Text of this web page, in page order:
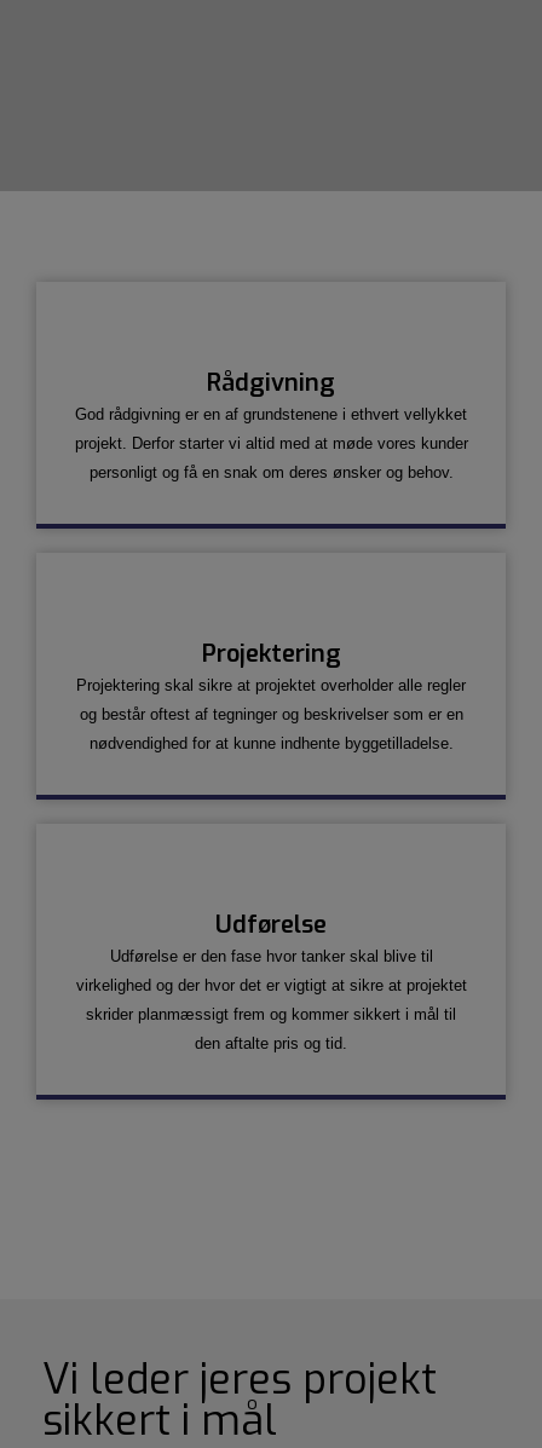
Rådgivning
God rådgivning er en af grundstenene i ethvert vellykket
projekt. Derfor starter vi altid med at møde vores kunder
personligt og få en snak om deres ønsker og behov.
Projektering
Projektering ​skal sikre at projektet overholder alle regler
og består oftest af tegninger og beskrivelser som er en
nødvendighed for at kunne indhente byggetilladelse.
Udførelse
Udførelse er den fase hvor tanker skal blive til
virkelighed og der hvor det er vigtigt at sikre at projektet
skrider planmæssigt frem og kommer sikkert i mål til
den aftalte pris og tid.
Vi leder jeres projekt
sikkert i mål